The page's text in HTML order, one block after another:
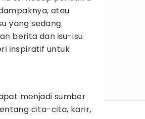
atau
yang sedang
berita dan isu-isu
inspiratif untuk
menjadi sumber
cita-cita, karir,